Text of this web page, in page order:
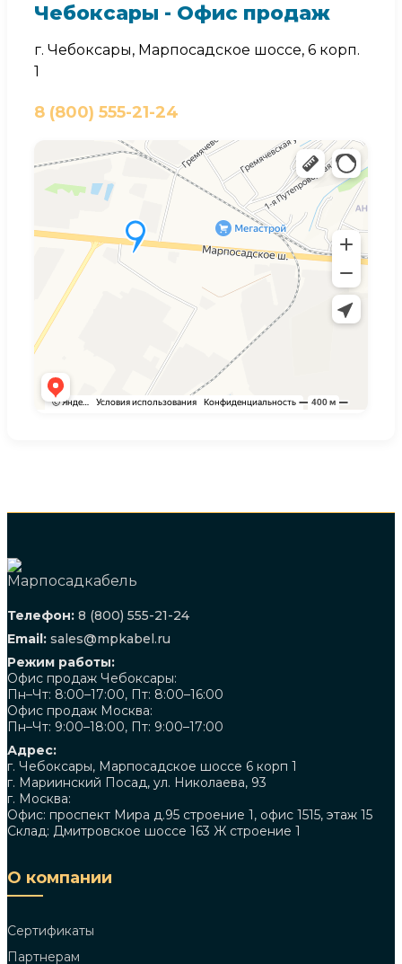
Чебоксары - Офис продаж
г. Чебоксары, Марпосадское шоссе, 6 корп.
1
8 (800) 555-21-24
Телефон: 8 (800) 555-21-24
Email: sales@mpkabel.ru
Режим работы:
Офис продаж Чебоксары:
Пн–Чт: 8:00–17:00, Пт: 8:00–16:00
Офис продаж Москва:
Пн–Чт: 9:00–18:00, Пт: 9:00–17:00
Адрес:
г. Чебоксары, Марпосадское шоссе 6 корп 1
г. Мариинский Посад, ул. Николаева, 93
г. Москва:
Офис: проспект Мира д.95 строение 1, офис 1515, этаж 15
Склад: Дмитровское шоссе 163 Ж строение 1
О компании
Сертификаты
Партнерам